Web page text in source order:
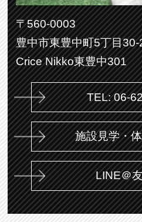
〒560-0003
豊中市東豊中町5丁目30-
Crice Nikko東豊中301
TEL: 06-
施設見学・
LINE＠